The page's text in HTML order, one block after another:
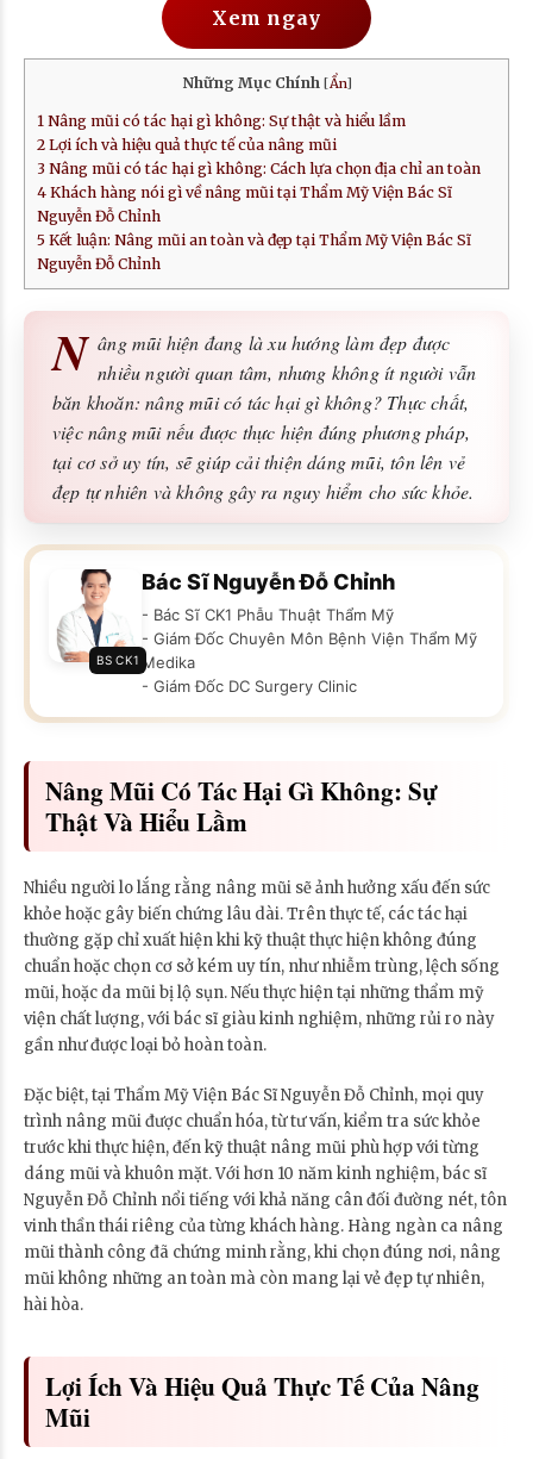
Xem ngay
Những Mục Chính [Ẩn]
1 Nâng mũi có tác hại gì không: Sự thật và hiểu lầm
2 Lợi ích và hiệu quả thực tế của nâng mũi
3 Nâng mũi có tác hại gì không: Cách lựa chọn địa chỉ an toàn
4 Khách hàng nói gì về nâng mũi tại Thẩm Mỹ Viện Bác Sĩ
Nguyễn Đỗ Chỉnh
5 Kết luận: Nâng mũi an toàn và đẹp tại Thẩm Mỹ Viện Bác Sĩ
Nguyễn Đỗ Chỉnh
N âng mũi hiện đang là xu hướng làm đẹp được
nhiều người quan tâm, nhưng không ít người vẫn
băn khoăn: nâng mũi có tác hại gì không? Thực chất,
việc nâng mũi nếu được thực hiện đúng phương pháp,
tại cơ sở uy tín, sẽ giúp cải thiện dáng mũi, tôn lên vẻ
đẹp tự nhiên và không gây ra nguy hiểm cho sức khỏe.
BS CK1
Bác Sĩ Nguyễn Đỗ Chỉnh
- Bác Sĩ CK1 Phẫu Thuật Thẩm Mỹ
- Giám Đốc Chuyên Môn Bệnh Viện Thẩm Mỹ
Medika
- Giám Đốc DC Surgery Clinic
Nâng Mũi Có Tác Hại Gì Không: Sự
Thật Và Hiểu Lầm
Nhiều người lo lắng rằng nâng mũi sẽ ảnh hưởng xấu đến sức
khỏe hoặc gây biến chứng lâu dài. Trên thực tế, các tác hại
thường gặp chỉ xuất hiện khi kỹ thuật thực hiện không đúng
chuẩn hoặc chọn cơ sở kém uy tín, như nhiễm trùng, lệch sống
mũi, hoặc da mũi bị lộ sụn. Nếu thực hiện tại những thẩm mỹ
viện chất lượng, với bác sĩ giàu kinh nghiệm, những rủi ro này
gần như được loại bỏ hoàn toàn.
Đặc biệt, tại Thẩm Mỹ Viện Bác Sĩ Nguyễn Đỗ Chỉnh, mọi quy
trình nâng mũi được chuẩn hóa, từ tư vấn, kiểm tra sức khỏe
trước khi thực hiện, đến kỹ thuật nâng mũi phù hợp với từng
dáng mũi và khuôn mặt. Với hơn 10 năm kinh nghiệm, bác sĩ
Nguyễn Đỗ Chỉnh nổi tiếng với khả năng cân đối đường nét, tôn
vinh thần thái riêng của từng khách hàng. Hàng ngàn ca nâng
mũi thành công đã chứng minh rằng, khi chọn đúng nơi, nâng
mũi không những an toàn mà còn mang lại vẻ đẹp tự nhiên,
hài hòa.
Lợi Ích Và Hiệu Quả Thực Tế Của Nâng
Mũi